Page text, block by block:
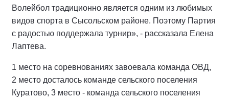
Волейбол традиционно является одним из любимых
видов спорта в Сысольском районе. Поэтому Партия
с радостью поддержала турнир», - рассказала Елена
Лаптева.
1 место на соревнованиях завоевала команда ОВД,
2 место досталось команде сельского поселения
Куратово, 3 место - команда сельского поселения